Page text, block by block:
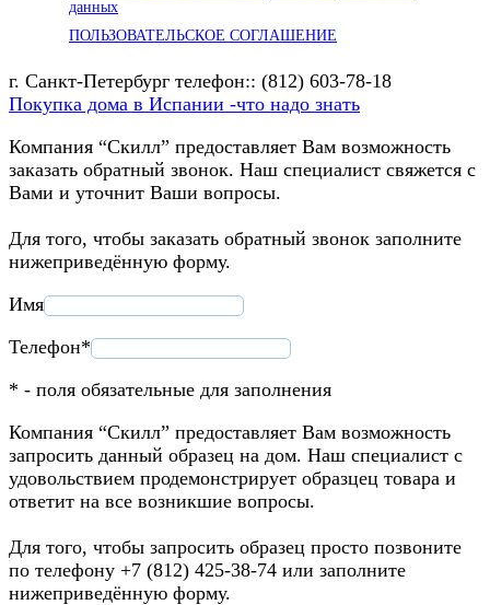
данных
ПОЛЬЗОВАТЕЛЬСКОЕ СОГЛАШЕНИЕ
г. Санкт-Петербург телефон:: (812) 603-78-18
Покупка дома в Испании -что надо знать
Компания “Скилл” предоставляет Вам возможность
заказать обратный звонок. Наш специалист свяжется с
Вами и уточнит Ваши вопросы.
Для того, чтобы заказать обратный звонок заполните
нижеприведённую форму.
Имя
Телефон*
* - поля обязательные для заполнения
Компания “Скилл” предоставляет Вам возможность
запросить данный образец на дом. Наш специалист с
удовольствием продемонстрирует образцец товара и
ответит на все возникшие вопросы.
Для того, чтобы запросить образец просто позвоните
по телефону +7 (812) 425-38-74 или заполните
нижеприведённую форму.